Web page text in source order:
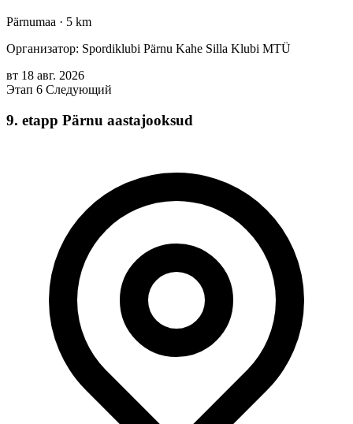
Pärnumaa · 5 km
Организатор: Spordiklubi Pärnu Kahe Silla Klubi MTÜ
вт 18 авг. 2026
Этап 6 Следующий
9. etapp Pärnu aastajooksud